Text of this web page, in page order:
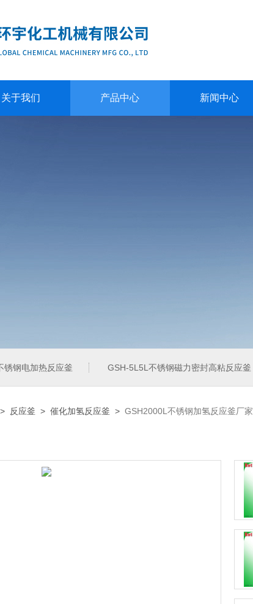
关于我们 产品中心 新闻中心
锈钢电加热反应釜 GSH-5L5L不锈钢磁力密封高粘反应釜
> 反应釜 > 催化加氢反应釜 > GSH2000L不锈钢加氢反应釜厂家